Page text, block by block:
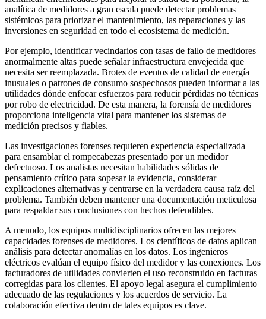
analítica de medidores a gran escala puede detectar problemas
sistémicos para priorizar el mantenimiento, las reparaciones y las
inversiones en seguridad en todo el ecosistema de medición.
Por ejemplo, identificar vecindarios con tasas de fallo de medidores
anormalmente altas puede señalar infraestructura envejecida que
necesita ser reemplazada. Brotes de eventos de calidad de energía
inusuales o patrones de consumo sospechosos pueden informar a las
utilidades dónde enfocar esfuerzos para reducir pérdidas no técnicas
por robo de electricidad. De esta manera, la forensía de medidores
proporciona inteligencia vital para mantener los sistemas de
medición precisos y fiables.
Las investigaciones forenses requieren experiencia especializada
para ensamblar el rompecabezas presentado por un medidor
defectuoso. Los analistas necesitan habilidades sólidas de
pensamiento crítico para sopesar la evidencia, considerar
explicaciones alternativas y centrarse en la verdadera causa raíz del
problema. También deben mantener una documentación meticulosa
para respaldar sus conclusiones con hechos defendibles.
A menudo, los equipos multidisciplinarios ofrecen las mejores
capacidades forenses de medidores. Los científicos de datos aplican
análisis para detectar anomalías en los datos. Los ingenieros
eléctricos evalúan el equipo físico del medidor y las conexiones. Los
facturadores de utilidades convierten el uso reconstruido en facturas
corregidas para los clientes. El apoyo legal asegura el cumplimiento
adecuado de las regulaciones y los acuerdos de servicio. La
colaboración efectiva dentro de tales equipos es clave.